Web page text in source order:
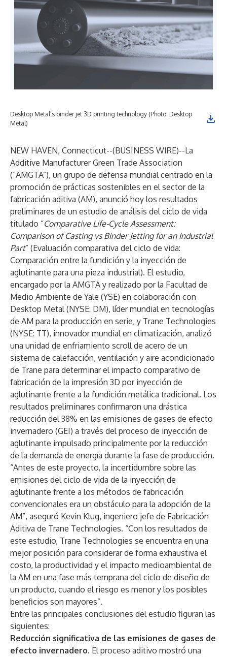
Desktop Metal’s binder jet 3D printing technology (Photo: Desktop
Metal)
NEW HAVEN, Connecticut--(BUSINESS WIRE)--La
Additive Manufacturer Green Trade Association
(“AMGTA”), un grupo de defensa mundial centrado en la
promoción de prácticas sostenibles en el sector de la
fabricación aditiva (AM), anunció hoy los resultados
preliminares de un estudio de análisis del ciclo de vida
titulado “Comparative Life-Cycle Assessment:
Comparison of Casting vs Binder Jetting for an Industrial
Part” (Evaluación comparativa del ciclo de vida:
Comparación entre la fundición y la inyección de
aglutinante para una pieza industrial). El estudio,
encargado por la AMGTA y realizado por la Facultad de
Medio Ambiente de Yale (YSE) en colaboración con
Desktop Metal (NYSE: DM), líder mundial en tecnologías
de AM para la producción en serie, y Trane Technologies
(NYSE: TT), innovador mundial en climatización, analizó
una unidad de enfriamiento scroll de acero de un
sistema de calefacción, ventilación y aire acondicionado
de Trane para determinar el impacto comparativo de
fabricación de la impresión 3D por inyección de
aglutinante frente a la fundición metálica tradicional. Los
resultados preliminares confirmaron una drástica
reducción del 38% en las emisiones de gases de efecto
invernadero (GEI) a través del proceso de inyección de
aglutinante impulsado principalmente por la reducción
de la demanda de energía durante la fase de producción.
“Antes de este proyecto, la incertidumbre sobre las
emisiones del ciclo de vida de la inyección de
aglutinante frente a los métodos de fabricación
convencionales era un obstáculo para la adopción de la
AM”, aseguró Kevin Klug, ingeniero jefe de Fabricación
Aditiva de Trane Technologies. “Con los resultados de
este estudio, Trane Technologies se encuentra en una
mejor posición para considerar de forma exhaustiva el
costo, la productividad y el impacto medioambiental de
la AM en una fase más temprana del ciclo de diseño de
un producto, cuando el riesgo es menor y los posibles
beneficios son mayores”.
Entre las principales conclusiones del estudio figuran las
siguientes:
Reducción significativa de las emisiones de gases de
efecto invernadero. El proceso aditivo mostró una